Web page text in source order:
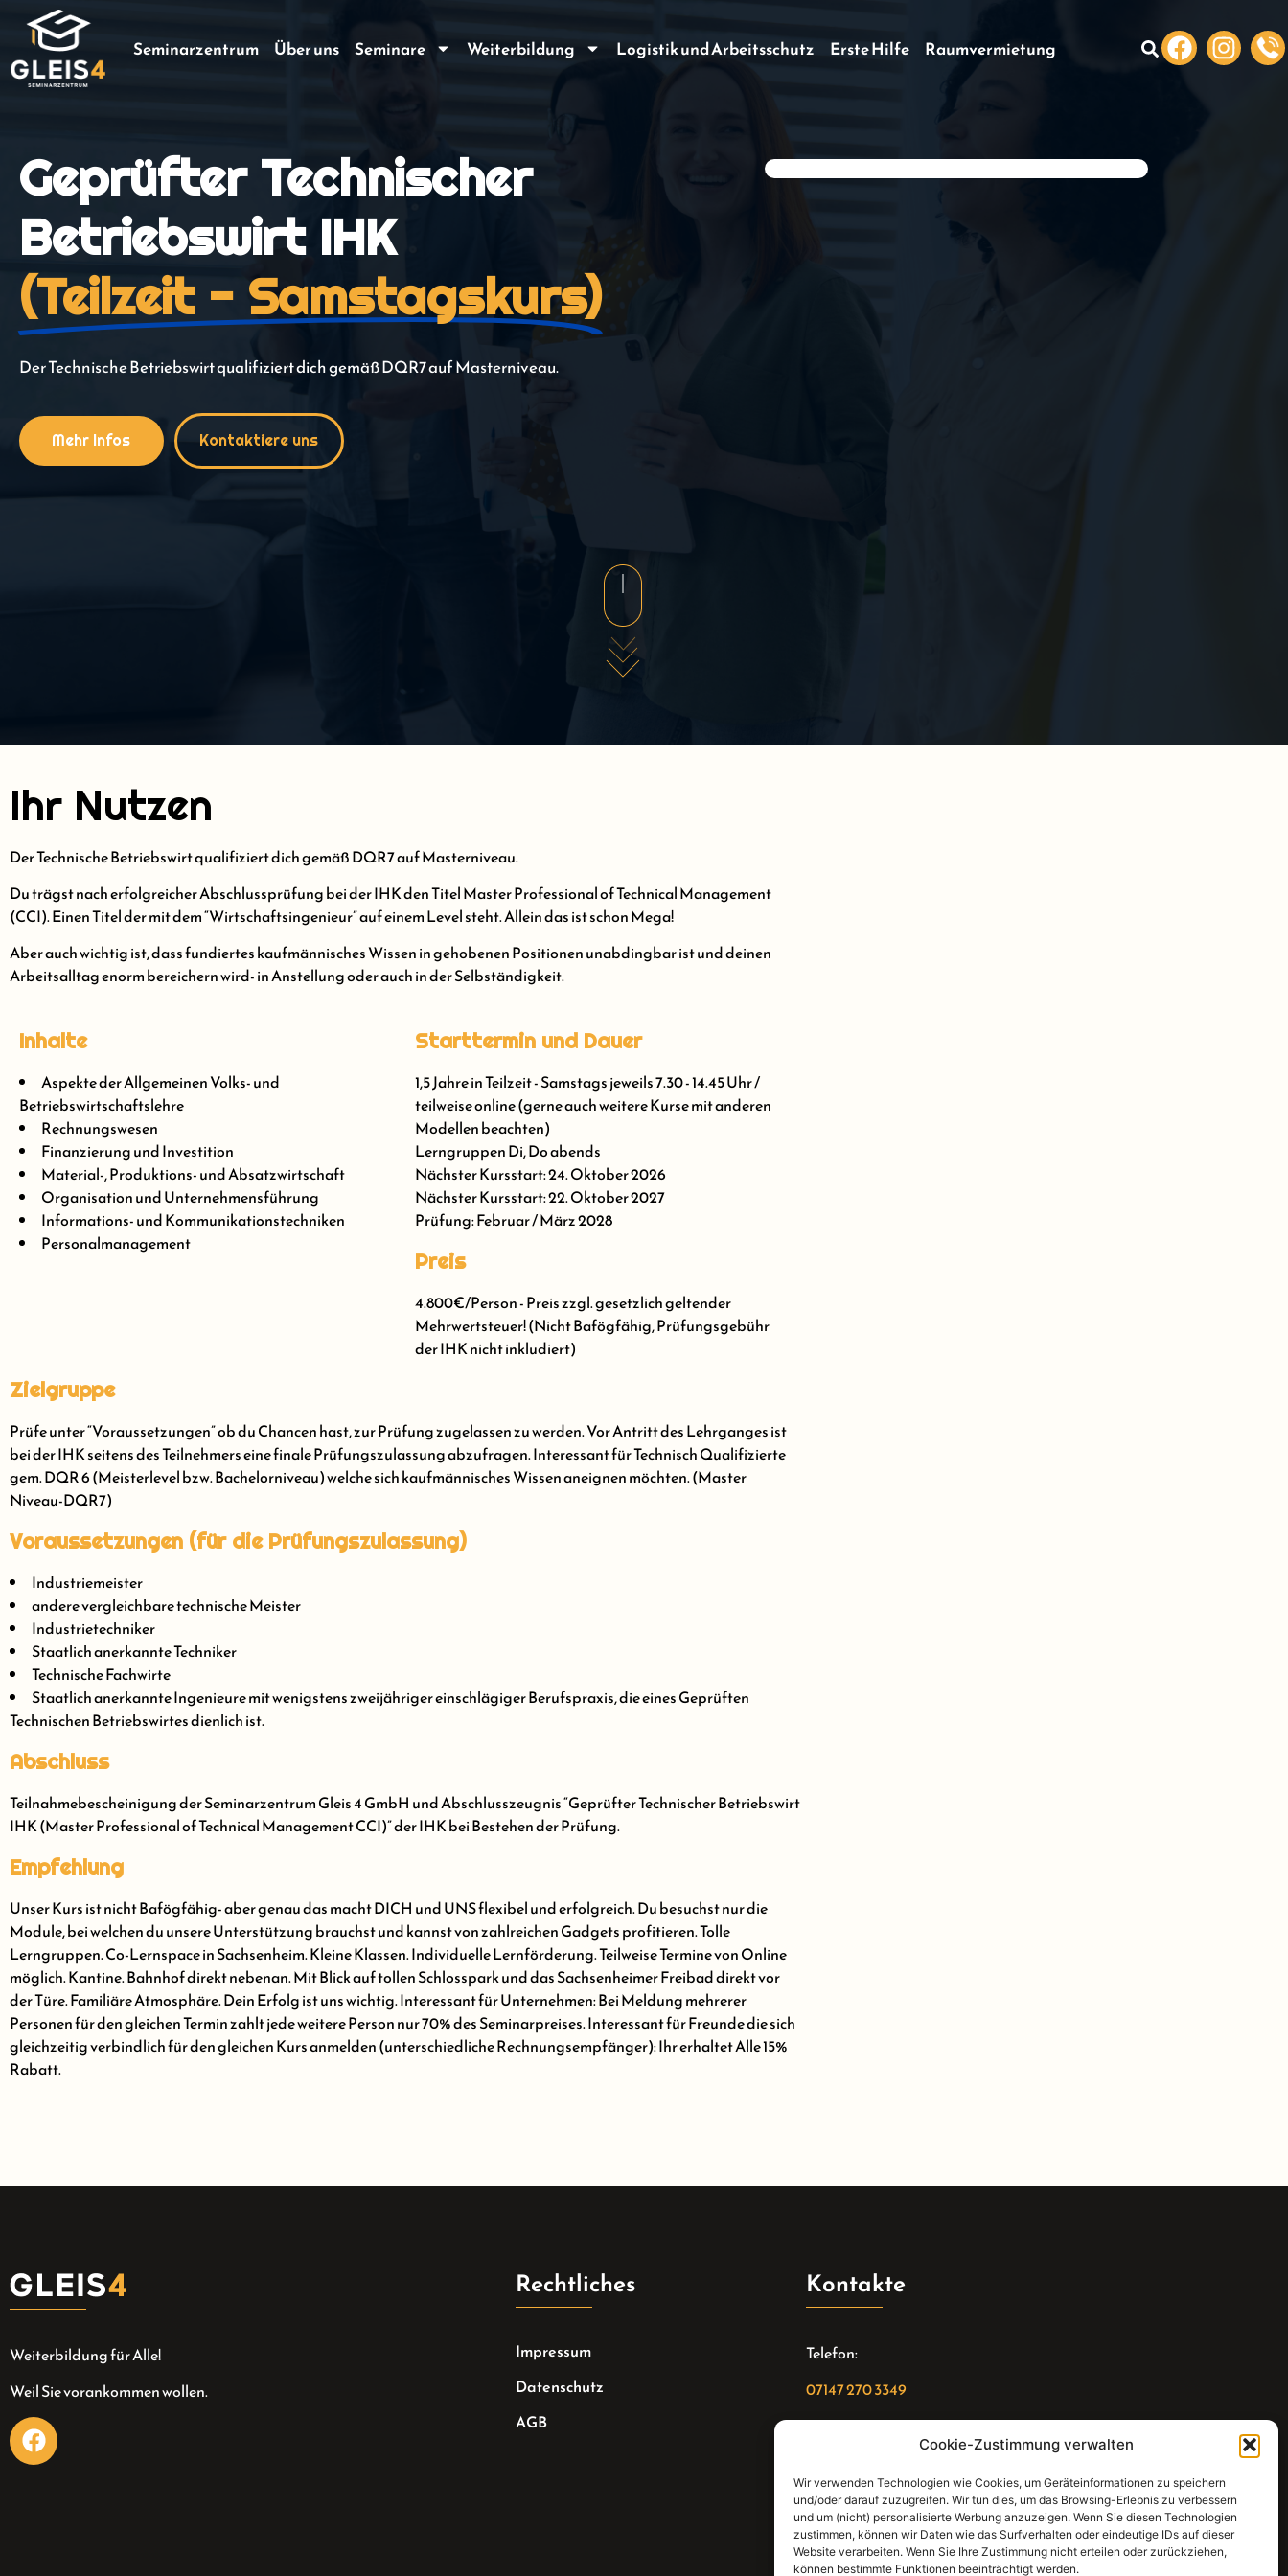
Cookie-Zustimmung verwalten
Wir verwenden Technologien wie Cookies, um Geräteinformationen zu speichern
und/oder darauf zuzugreifen. Wir tun dies, um das Browsing-Erlebnis zu verbessern
und um (nicht) personalisierte Werbung anzuzeigen. Wenn Sie diesen Technologien
zustimmen, können wir Daten wie das Surfverhalten oder eindeutige IDs auf dieser
Website verarbeiten. Wenn Sie Ihre Zustimmung nicht erteilen oder zurückziehen,
können bestimmte Funktionen beeinträchtigt werden.
Seminarzentrum Über uns Seminare Weiterbildung Logistik und Arbeitsschutz Erste Hilfe Raumvermietung
Geprüfter Technischer
Betriebswirt IHK
(Teilzeit - Samstagskurs)
Der Technische Betriebswirt qualifiziert dich gemäß DQR7 auf Masterniveau.
Mehr Infos Kontaktiere uns
Ihr Nutzen
Der Technische Betriebswirt qualifiziert dich gemäß DQR7 auf Masterniveau.
Du trägst nach erfolgreicher Abschlussprüfung bei der IHK den Titel Master Professional of Technical Management
(CCI). Einen Titel der mit dem “Wirtschaftsingenieur” auf einem Level steht. Allein das ist schon Mega!
Aber auch wichtig ist, dass fundiertes kaufmännisches Wissen in gehobenen Positionen unabdingbar ist und deinen
Arbeitsalltag enorm bereichern wird- in Anstellung oder auch in der Selbständigkeit.
Inhalte
Aspekte der Allgemeinen Volks- und
Betriebswirtschaftslehre
Rechnungswesen
Finanzierung und Investition
Material-, Produktions- und Absatzwirtschaft
Organisation und Unternehmensführung
Informations- und Kommunikationstechniken
Personalmanagement
Starttermin und Dauer
1,5 Jahre in Teilzeit - Samstags jeweils 7.30 - 14.45 Uhr /
teilweise online (gerne auch weitere Kurse mit anderen
Modellen beachten)
Lerngruppen Di, Do abends
Nächster Kursstart: 24. Oktober 2026
Nächster Kursstart: 22. Oktober 2027
Prüfung: Februar / März 2028
Preis
4.800€/Person - Preis zzgl. gesetzlich geltender
Mehrwertsteuer! (Nicht Bafögfähig, Prüfungsgebühr
der IHK nicht inkludiert)
Zielgruppe
Prüfe unter “Voraussetzungen” ob du Chancen hast, zur Prüfung zugelassen zu werden. Vor Antritt des Lehrganges ist
bei der IHK seitens des Teilnehmers eine finale Prüfungszulassung abzufragen. Interessant für Technisch Qualifizierte
gem. DQR 6 (Meisterlevel bzw. Bachelorniveau) welche sich kaufmännisches Wissen aneignen möchten. (Master
Niveau-DQR7)
Voraussetzungen (für die Prüfungszulassung)
Industriemeister
andere vergleichbare technische Meister
Industrietechniker
Staatlich anerkannte Techniker
Technische Fachwirte
Staatlich anerkannte Ingenieure mit wenigstens zweijähriger einschlägiger Berufspraxis, die eines Geprüften
Technischen Betriebswirtes dienlich ist.
Abschluss
Teilnahmebescheinigung der Seminarzentrum Gleis 4 GmbH und Abschlusszeugnis “Geprüfter Technischer Betriebswirt
IHK (Master Professional of Technical Management CCI)” der IHK bei Bestehen der Prüfung.
Empfehlung
Unser Kurs ist nicht Bafögfähig- aber genau das macht DICH und UNS flexibel und erfolgreich. Du besuchst nur die
Module, bei welchen du unsere Unterstützung brauchst und kannst von zahlreichen Gadgets profitieren. Tolle
Lerngruppen. Co-Lernspace in Sachsenheim. Kleine Klassen. Individuelle Lernförderung. Teilweise Termine von Online
möglich. Kantine. Bahnhof direkt nebenan. Mit Blick auf tollen Schlosspark und das Sachsenheimer Freibad direkt vor
der Türe. Familiäre Atmosphäre. Dein Erfolg ist uns wichtig. Interessant für Unternehmen: Bei Meldung mehrerer
Personen für den gleichen Termin zahlt jede weitere Person nur 70% des Seminarpreises. Interessant für Freunde die sich
gleichzeitig verbindlich für den gleichen Kurs anmelden (unterschiedliche Rechnungsempfänger): Ihr erhaltet Alle 15%
Rabatt.
Weiterbildung für Alle!
Weil Sie vorankommen wollen.
Rechtliches
Impressum
Datenschutz
AGB
Kontakte
Telefon:
07147 270 3349
Email:
Adresse:
Bahnhofstraße 21, 74343 Sachsenheim